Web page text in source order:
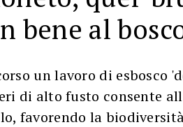
bene al
un lavoro di esbosco
di alto fusto consente
favorendo la